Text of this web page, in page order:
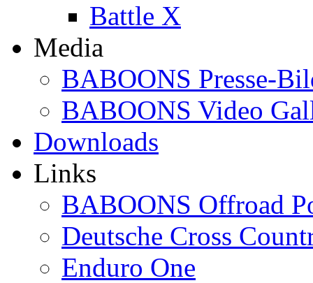
Battle X
Media
BABOONS Presse-
BABOONS Video
Downloads
Links
BABOONS Offroad
Deutsche Cross
Enduro One